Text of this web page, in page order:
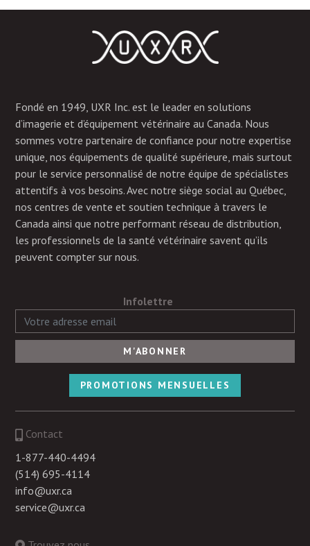
Fondé en 1949, UXR Inc. est le leader en solutions
d’imagerie et d’équipement vétérinaire au Canada. Nous
sommes votre partenaire de confiance pour notre expertise
unique, nos équipements de qualité supérieure, mais surtout
pour le service personnalisé de notre équipe de spécialistes
attentifs à vos besoins. Avec notre siège social au Québec,
nos centres de vente et soutien technique à travers le
Canada ainsi que notre performant réseau de distribution,
les professionnels de la santé vétérinaire savent qu’ils
peuvent compter sur nous.
Infolettre
PROMOTIONS MENSUELLES
Contact
1-877-440-4494
(514) 695-4114
info@uxr.ca
service@uxr.ca